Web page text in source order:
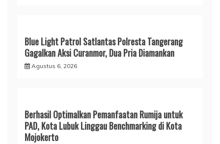
Blue Light Patrol Satlantas Polresta Tangerang
Gagalkan Aksi Curanmor, Dua Pria Diamankan
Agustus 6, 2026
Berhasil Optimalkan Pemanfaatan Rumija untuk
PAD, Kota Lubuk Linggau Benchmarking di Kota
Mojokerto